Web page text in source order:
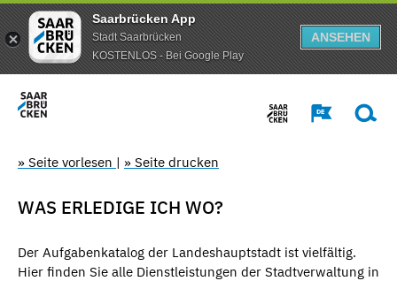
Saarbrücken App
Stadt Saarbrücken
KOSTENLOS - Bei Google Play
ANSEHEN
» Seite vorlesen | » Seite drucken
WAS ERLEDIGE ICH WO?
Der Aufgabenkatalog der Landeshauptstadt ist vielfältig.
Hier finden Sie alle Dienstleistungen der Stadtverwaltung in